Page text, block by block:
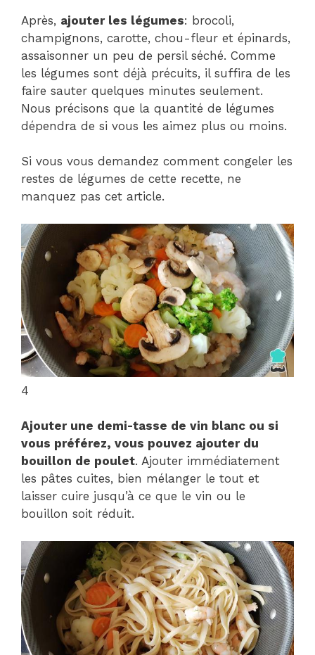
Après, ajouter les légumes: brocoli,
champignons, carotte, chou-fleur et épinards,
assaisonner un peu de persil séché. Comme
les légumes sont déjà précuits, il suffira de les
faire sauter quelques minutes seulement.
Nous précisons que la quantité de légumes
dépendra de si vous les aimez plus ou moins.
Si vous vous demandez comment congeler les
restes de légumes de cette recette, ne
manquez pas cet article.
4
Ajouter une demi-tasse de vin blanc ou si
vous préférez, vous pouvez ajouter du
bouillon de poulet. Ajouter immédiatement
les pâtes cuites, bien mélanger le tout et
laisser cuire jusqu’à ce que le vin ou le
bouillon soit réduit.